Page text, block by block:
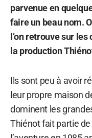
parvenue en
faire un beau nom.
l’on retrouve sur
la production
Ils sont peu à avoir
leur propre maison
dominent les
Thiénot fait partie de